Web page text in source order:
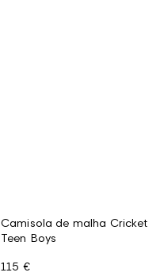
Camisola de malha Cricket
Teen Boys
115 €